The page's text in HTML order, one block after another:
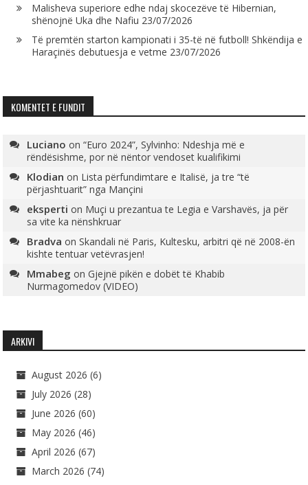
Malisheva superiore edhe ndaj skocezëve të Hibernian,
shënojnë Uka dhe Nafiu 23/07/2026
Të premtën starton kampionati i 35-të në futboll! Shkëndija e
Haraçinës debutuesja e vetme 23/07/2026
KOMENTET E FUNDIT
Luciano on“Euro 2024”, Sylvinho: Ndeshja më e
rëndësishme, por në nëntor vendoset kualifikimi
Klodian on Lista përfundimtare e Italisë, ja tre “të
përjashtuarit” nga Mançini
eksperti on Muçi u prezantua te Legia e Varshavës, ja për
sa vite ka nënshkruar
Bradva onSkandali në Paris, Kultesku, arbitri që në 2008-ën
kishte tentuar vetëvrasjen!
Mmabeg onGjejnë pikën e dobët të Khabib
Nurmagomedov (VIDEO)
ARKIVI
August 2026 (6)
July 2026 (28)
June 2026 (60)
May 2026 (46)
April 2026 (67)
March 2026 (74)